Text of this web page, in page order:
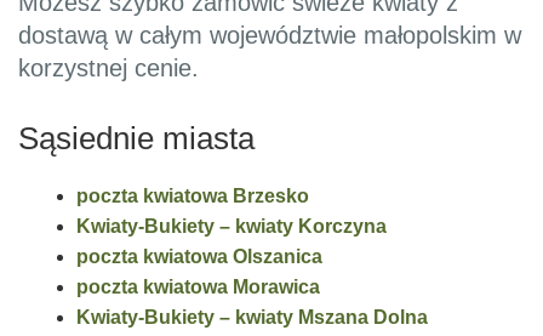
dostawą w całym województwie małopolskim w
korzystnej cenie.
Sąsiednie miasta
poczta kwiatowa Brzesko
Kwiaty-Bukiety – kwiaty Korczyna
poczta kwiatowa Olszanica
poczta kwiatowa Morawica
Kwiaty-Bukiety – kwiaty Mszana Dolna